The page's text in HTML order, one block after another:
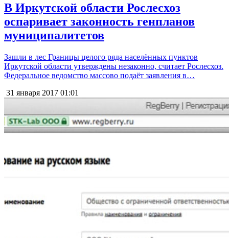
В Иркутской области Рослесхоз
оспаривает законность генпланов
муниципалитетов
Зашли в лес Границы целого ряда населённых пунктов
Иркутской области утверждены незаконно, считает Рослесхоз.
Федеральное ведомство массово подаёт заявления в…
31 января 2017 01:01